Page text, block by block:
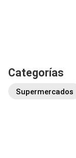
Categorías
Supermercados